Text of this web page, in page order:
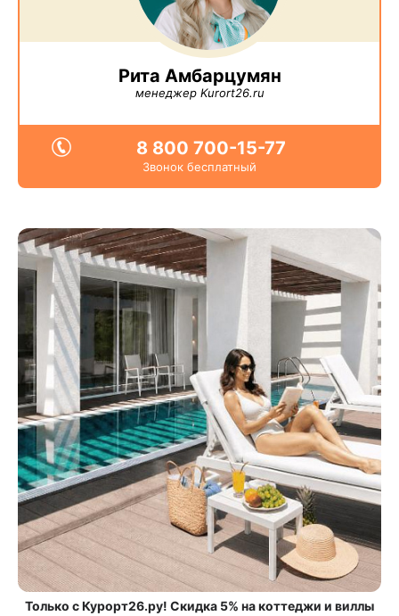
Рита Амбарцумян
менеджер Kurort26.ru
8 800 700-15-77
Звонок бесплатный
Только с Курорт26.ру! Скидка 5% на коттеджи и виллы